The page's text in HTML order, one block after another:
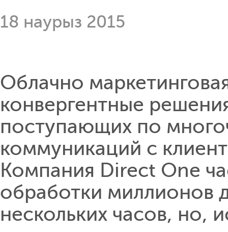
18 наурыз 2015
Облачно
конвергентные
поступающих по
коммуникаций с
Компания Direct One
обработки миллионов
нескольких часов, но,